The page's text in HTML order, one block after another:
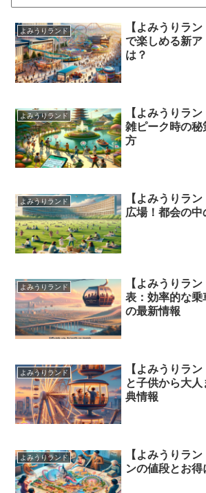
よみうりランド
【よみうりラ
で楽しめる新ア
は？
よみうりランド
【よみうりラ
雑ピーク時の秘
方
よみうりランド
【よみうりラ
広場！都会の
よみうりランド
【よみうりラ
表：効率的な
の最新情報
よみうりランド
【よみうりラ
と子供から大
典情報
よみうりランド
【よみうりラ
ンの値段とお得